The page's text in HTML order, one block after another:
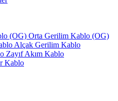
Orta Gerilim Kablo (OG)
Alçak Gerilim Kablo
Zayıf Akım Kablo
Kablo